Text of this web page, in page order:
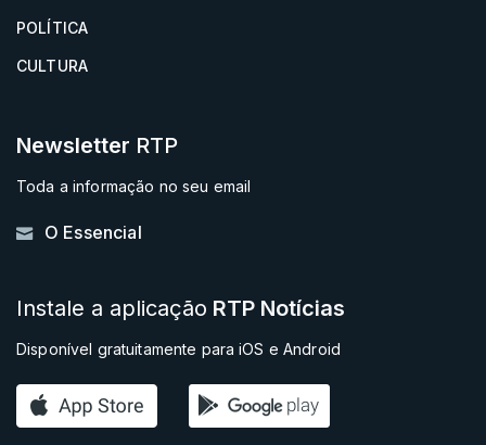
POLÍTICA
CULTURA
Newsletter RTP
Toda a informação no seu email
O Essencial
Instale a aplicação RTP Notícias
Disponível gratuitamente para iOS e Android